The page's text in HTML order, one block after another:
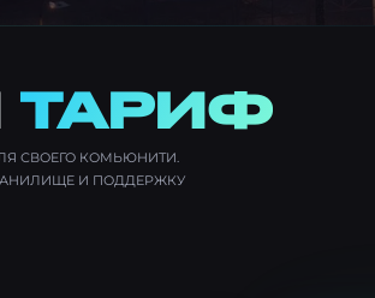
ТАРИФ
СВОЕГО КОМЬЮНИТИ.
И ПОДДЕРЖКУ